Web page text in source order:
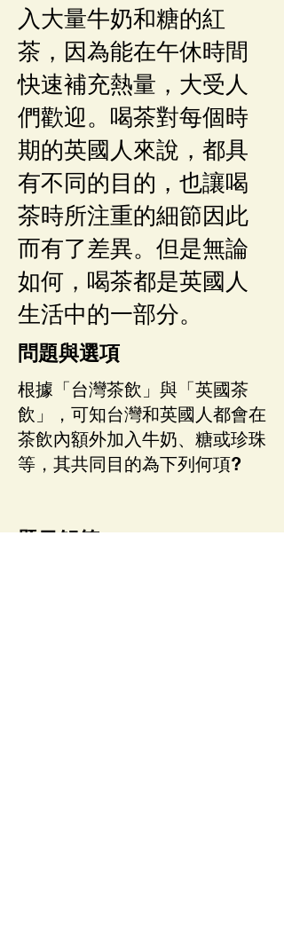
入大量牛奶和糖的紅
茶，因為能在午休時間
快速補充熱量，大受人
們歡迎。喝茶對每個時
期的英國人來說，都具
有不同的目的，也讓喝
茶時所注重的細節因此
而有了差異。但是無論
如何，喝茶都是英國人
生活中的一部分。
問題與選項
根據「台灣茶飲」與「英國茶
飲」，可知台灣和英國人都會在
茶飲內額外加入牛奶、糖或珍珠
等，其共同目的為下列何項?
題目解答